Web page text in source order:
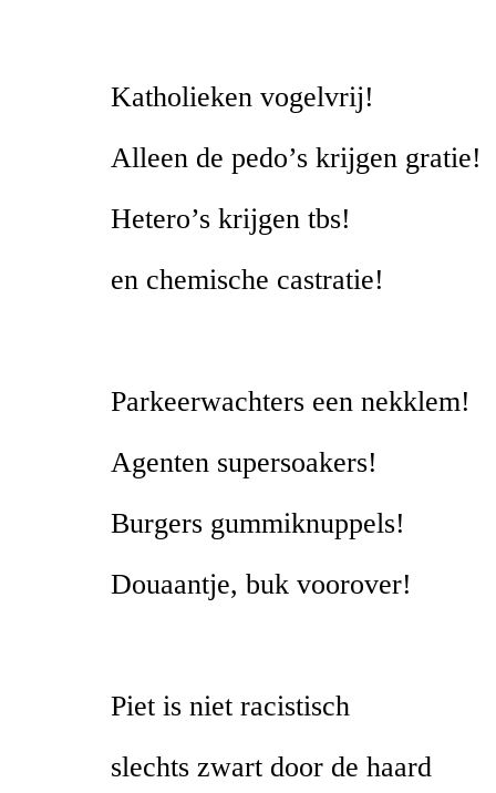
Katholieken vogelvrij!
Alleen de pedo’s krijgen gratie!
Hetero’s krijgen tbs!
en chemische castratie!
Parkeerwachters een nekklem!
Agenten supersoakers!
Burgers gummiknuppels!
Douaantje, buk voorover!
Piet is niet racistisch
slechts zwart door de haard